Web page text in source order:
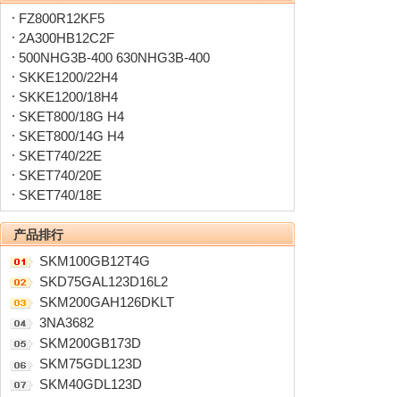
FZ800R12KF5
2A300HB12C2F
500NHG3B-400 630NHG3B-400
SKKE1200/22H4
SKKE1200/18H4
SKET800/18G H4
SKET800/14G H4
SKET740/22E
SKET740/20E
SKET740/18E
产品排行
SKM100GB12T4G
SKD75GAL123D16L2
SKM200GAH126DKLT
3NA3682
SKM200GB173D
SKM75GDL123D
SKM40GDL123D